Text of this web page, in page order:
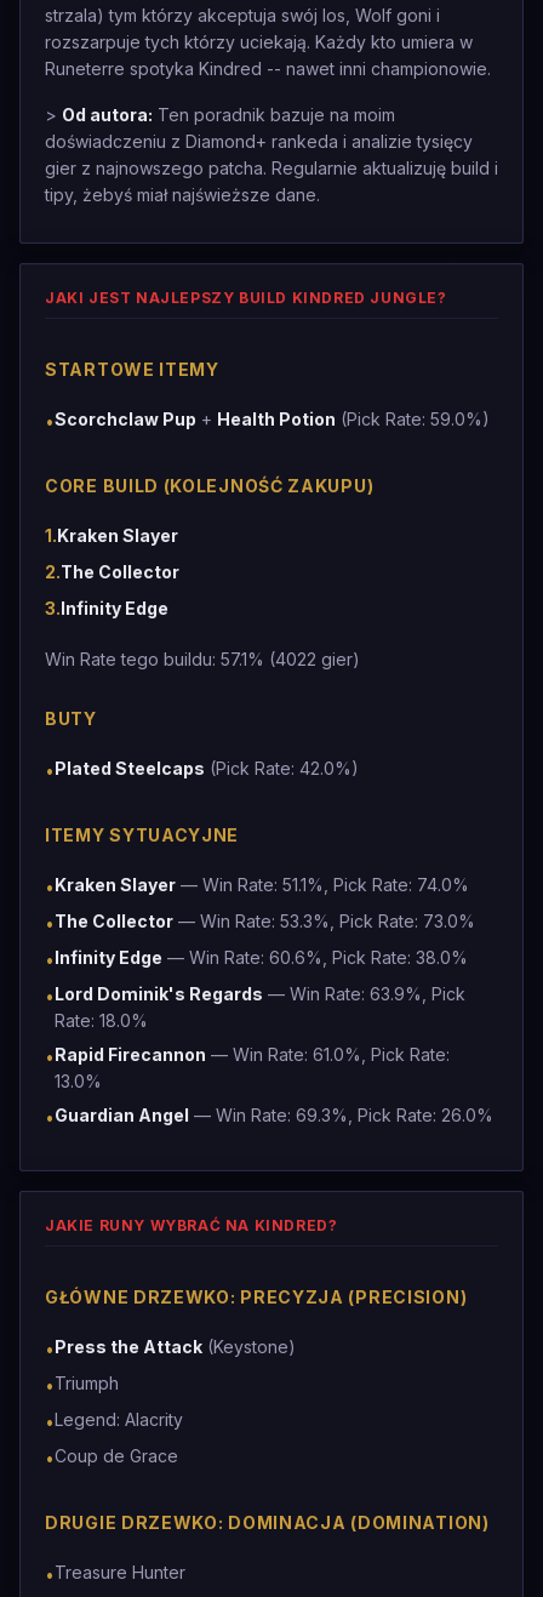
strzala) tym którzy akceptuja swój los, Wolf goni i
rozszarpuje tych którzy uciekają. Każdy kto umiera w
Runeterre spotyka Kindred -- nawet inni championowie.
> Od autora: Ten poradnik bazuje na moim
doświadczeniu z Diamond+ rankeda i analizie tysięcy
gier z najnowszego patcha. Regularnie aktualizuję build i
tipy, żebyś miał najświeższe dane.
JAKI JEST NAJLEPSZY BUILD KINDRED JUNGLE?
STARTOWE ITEMY
•Scorchclaw Pup + Health Potion (Pick Rate: 59.0%)
CORE BUILD (KOLEJNOŚĆ ZAKUPU)
1.Kraken Slayer
2.The Collector
3.Infinity Edge
Win Rate tego buildu: 57.1% (4022 gier)
BUTY
•Plated Steelcaps (Pick Rate: 42.0%)
ITEMY SYTUACYJNE
•Kraken Slayer — Win Rate: 51.1%, Pick Rate: 74.0%
•The Collector — Win Rate: 53.3%, Pick Rate: 73.0%
•Infinity Edge — Win Rate: 60.6%, Pick Rate: 38.0%
•Lord Dominik's Regards — Win Rate: 63.9%, Pick
Rate: 18.0%
•Rapid Firecannon — Win Rate: 61.0%, Pick Rate:
13.0%
•Guardian Angel — Win Rate: 69.3%, Pick Rate: 26.0%
JAKIE RUNY WYBRAĆ NA KINDRED?
GŁÓWNE DRZEWKO: PRECYZJA (PRECISION)
•Press the Attack (Keystone)
•Triumph
•Legend: Alacrity
•Coup de Grace
DRUGIE DRZEWKO: DOMINACJA (DOMINATION)
•Treasure Hunter